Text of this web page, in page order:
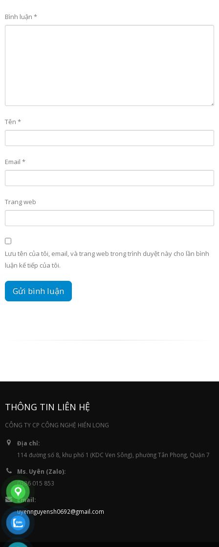
Bình luận *
Tên *
Email *
Trang web
Lưu tên của tôi, email, và trang web trong trình duyệt này cho lần bình
luận kế tiếp của tôi.
THÔNG TIN LIÊN HỆ
CÔNG TY CP CÔNG NGHỆ HIỂN LONG
Địa chỉ:
114 đường số 8, khu phố 1 (KDC Ven Sông), phường Tân Phong, Quận 7
Ms. Uyên (Zalo):
0386 015 853
Email:
uyennguyensh0692@gmail.com